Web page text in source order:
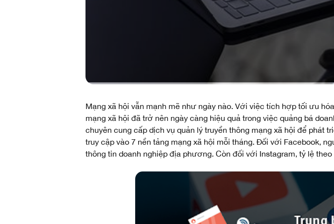
Mạng xã hội vẫn mạnh mẽ như ngày nào. Với việc tích hợp tối ưu
mạng xã hội đã trở nên ngày càng hiệu quả trong việc quảng bá
chuyên cung cấp dịch vụ quản lý truyền thông mạng xã hội để phát
truy cập vào 7 nền tảng mạng xã hội mỗi tháng. Đối với Facebook,
thông tin doanh nghiệp địa phương. Còn đối với Instagram, tỷ lệ